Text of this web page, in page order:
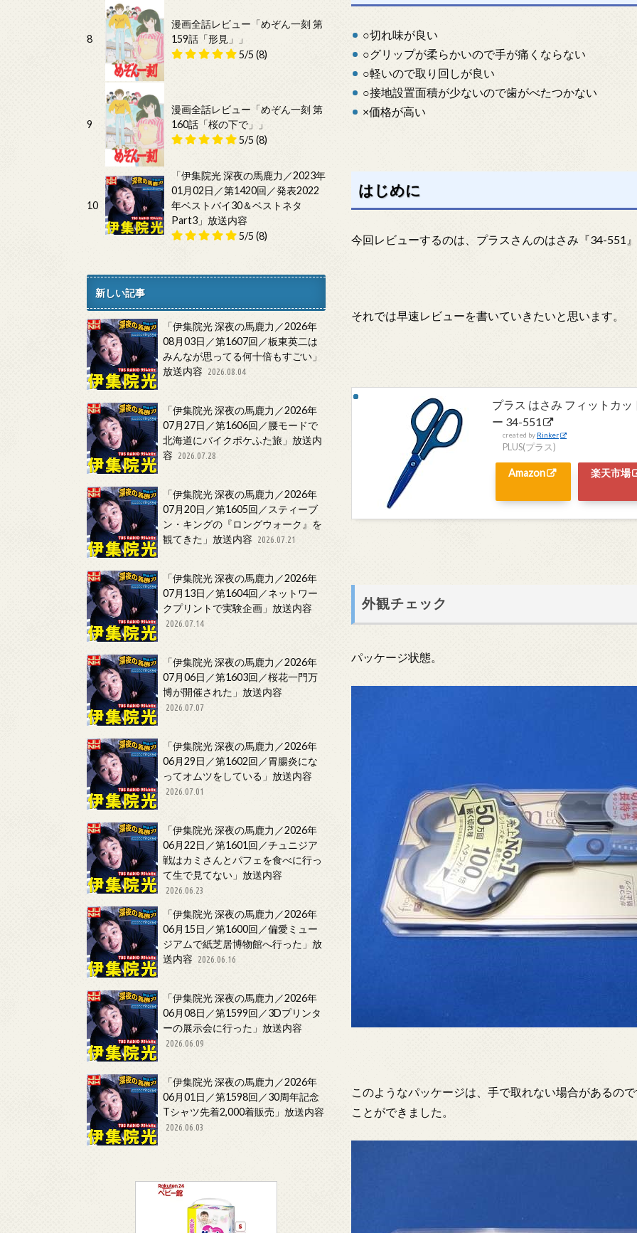
○切れ味が良い
○グリップが柔らかいので手が痛くならない
○軽いので取り回しが良い
○接地設置面積が少ないので歯がべたつかない
×価格が高い
はじめに
今回レビューするのは、プラスさんのはさみ『34-551
それでは早速レビューを書いていきたいと思います。
プラス はさみ フィットカ
ー 34-551
created by Rinker
PLUS(プラス)
Amazon 楽天市場
外観チェック
パッケージ状態。
このようなパッケージは、手で取れない場合があるの
ことができました。
8
漫画全話レビュー「めぞん一刻 第
159話「形見」」
5/5 (8)
9
漫画全話レビュー「めぞん一刻 第
160話「桜の下で」」
5/5 (8)
10
「伊集院光 深夜の馬鹿力／2023年
01月02日／第1420回／発表2022
年ベストバイ30＆ベストネタ
Part3」放送内容
5/5 (8)
新しい記事
「伊集院光 深夜の馬鹿力／2026年
08月03日／第1607回／板東英二は
みんなが思ってる何十倍もすごい」
放送内容
2026.08.04
「伊集院光 深夜の馬鹿力／2026年
07月27日／第1606回／腰モードで
北海道にバイクポケふた旅」放送内
容
2026.07.28
「伊集院光 深夜の馬鹿力／2026年
07月20日／第1605回／スティーブ
ン・キングの『ロングウォーク』を
観てきた」放送内容
2026.07.21
「伊集院光 深夜の馬鹿力／2026年
07月13日／第1604回／ネットワー
クプリントで実験企画」放送内容
2026.07.14
「伊集院光 深夜の馬鹿力／2026年
07月06日／第1603回／桜花一門万
博が開催された」放送内容
2026.07.07
「伊集院光 深夜の馬鹿力／2026年
06月29日／第1602回／胃腸炎にな
ってオムツをしている」放送内容
2026.07.01
「伊集院光 深夜の馬鹿力／2026年
06月22日／第1601回／チュニジア
戦はカミさんとパフェを食べに行っ
て生で見てない」放送内容
2026.06.23
「伊集院光 深夜の馬鹿力／2026年
06月15日／第1600回／偏愛ミュー
ジアムで紙芝居博物館へ行った」放
送内容
2026.06.16
「伊集院光 深夜の馬鹿力／2026年
06月08日／第1599回／3Dプリンタ
ーの展示会に行った」放送内容
2026.06.09
「伊集院光 深夜の馬鹿力／2026年
06月01日／第1598回／30周年記念
Tシャツ先着2,000着販売」放送内容
2026.06.03